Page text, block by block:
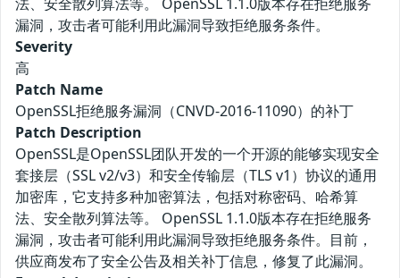
漏洞，攻击者可能利用此漏洞导致拒绝服务条件。
Severity
高
Patch Name
OpenSSL拒绝服务漏洞（CNVD-2016-11090）的补丁
Patch Description
OpenSSL是OpenSSL团队开发的一个开源的能够实现安全
套接层（SSL v2/v3）和安全传输层（TLS v1）协议的通用
加密库，它支持多种加密算法，包括对称密码、哈希算
法、安全散列算法等。 OpenSSL 1.1.0版本存在拒绝服务
漏洞，攻击者可能利用此漏洞导致拒绝服务条件。目前，
供应商发布了安全公告及相关补丁信息，修复了此漏洞。